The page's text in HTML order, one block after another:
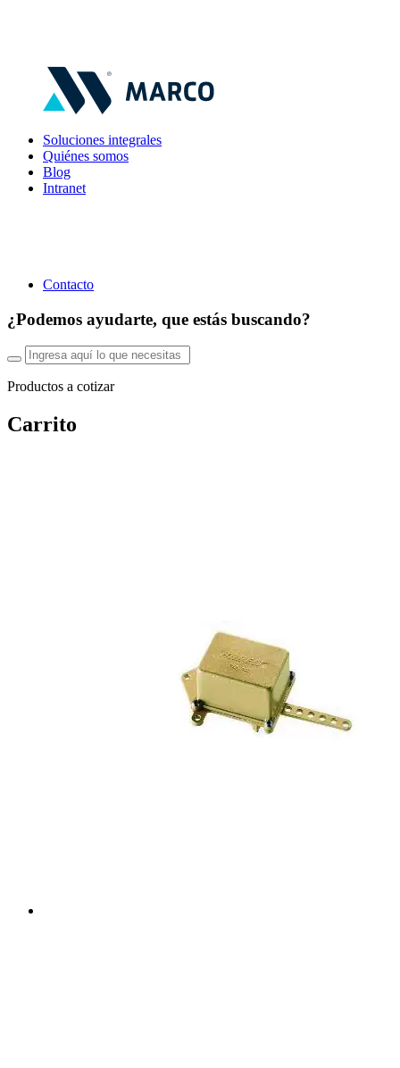
Soluciones integrales
Quiénes somos
Blog
Intranet
Contacto
¿Podemos ayudarte, que estás buscando?
Productos a cotizar
Carrito